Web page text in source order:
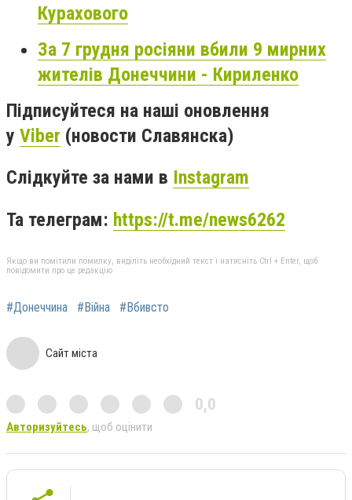
Курахового
За 7 грудня росіяни вбили 9 мирних
жителів Донеччини - Кириленко
Підписуйтеся на наші оновлення
у Viber (новости Славянска)
Слідкуйте за нами в Instagram
Та телеграм: https://t.me/news6262
Якщо ви помітили помилку, виділіть необхідний текст і натисніть Ctrl + Enter, щоб
повідомити про це редакцію
#Донеччина #Війна #Вбивсто
Сайт міста
0,0
Авторизуйтесь, щоб оцінити